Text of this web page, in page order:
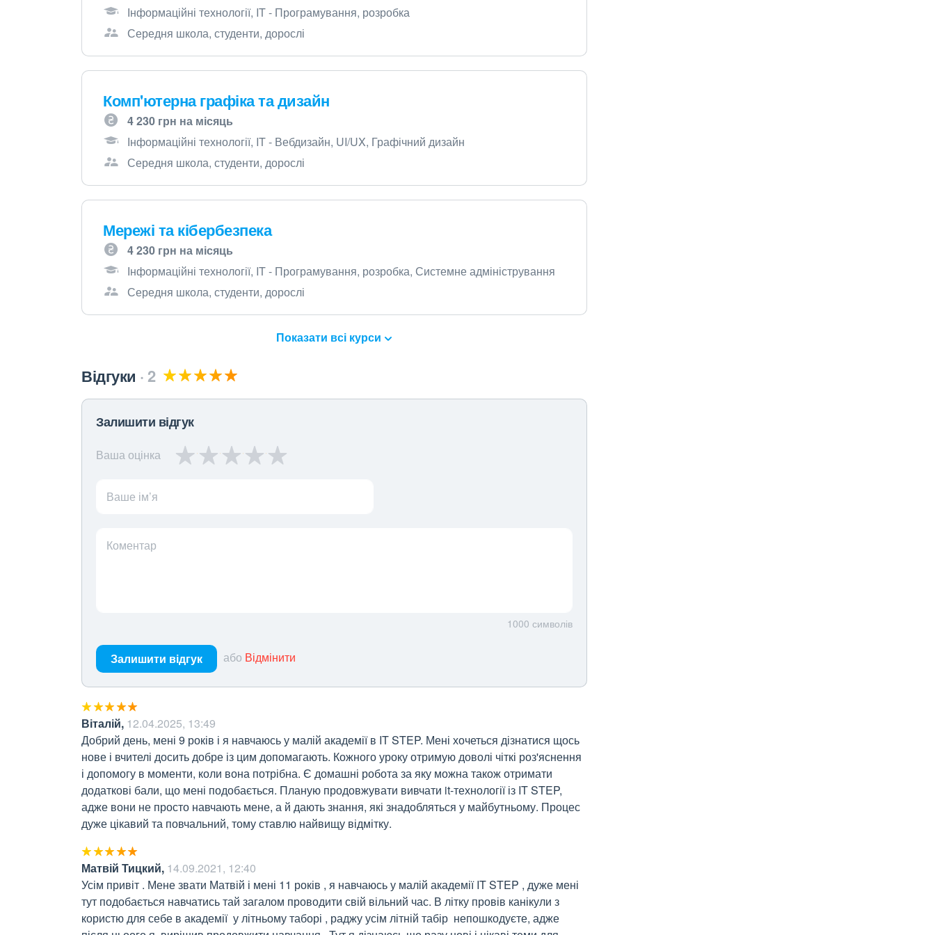
Інформаційні технології, IT - Програмування, розробка
Середня школа, студенти, дорослі
Комп'ютерна графіка та дизайн
4 230 грн на місяць
Інформаційні технології, IT - Вебдизайн, UI/UX, Графічний дизайн
Середня школа, студенти, дорослі
Мережі та кібербезпека
4 230 грн на місяць
Інформаційні технології, IT - Програмування, розробка, Системне адміністрування
Середня школа, студенти, дорослі
Показати всі курси
Відгуки 2
Залишити відгук
Ваша оцінка
Ваше ім’я
Коментар
1000 символів
Залишити відгук або Відмінити
Віталій, 12.04.2025, 13:49
Добрий день, мені 9 років і я навчаюсь у малій академії в IT STEP. Мені хочеться дізнатися щось
нове і вчителі досить добре із цим допомагають. Кожного уроку отримую доволі чіткі роз'яснення
і допомогу в моменти, коли вона потрібна. Є домашні робота за яку можна також отримати
додаткові бали, що мені подобається. Планую продовжувати вивчати it-технології із IT STEP,
адже вони не просто навчають мене, а й дають знання, які знадобляться у майбутньому. Процес
дуже цікавий та повчальний, тому ставлю найвищу відмітку.
Матвій Тицкий, 14.09.2021, 12:40
Усім привіт . Мене звати Матвій і мені 11 років , я навчаюсь у малій академії IT STEP , дуже мені
тут подобається навчатись тай загалом проводити свій вільний час. В літку провів канікули з
користю для себе в академії  у літньому таборі , раджу усім літній табір  непошкодуєте, адже